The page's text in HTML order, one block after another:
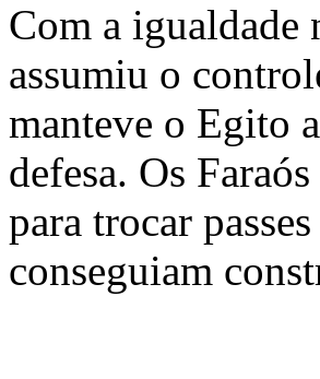
Com a igualdade
assumiu o
manteve o Egito
defesa. Os
para trocar
conseguiam